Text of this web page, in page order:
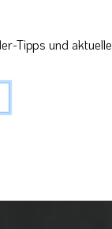
Tipps und aktuelle